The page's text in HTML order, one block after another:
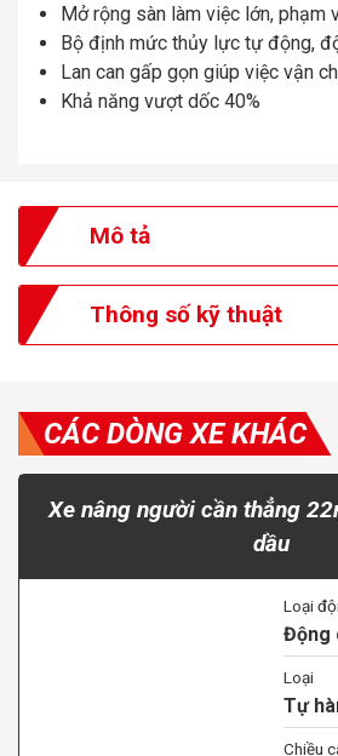
Mở rộng sàn làm việc lớn, phạm
Bộ định mức thủy lực tự động,
Lan can gấp gọn giúp việc vận
Khả năng vượt dốc 40%
Mô tả
Thông số kỹ thuật
CÁC DÒNG XE KHÁC
Xe nâng người cần thẳng
dầu
Loại
Động
Loại
Tự
Chiều